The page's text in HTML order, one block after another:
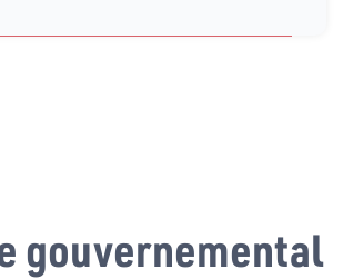
gouvernemental